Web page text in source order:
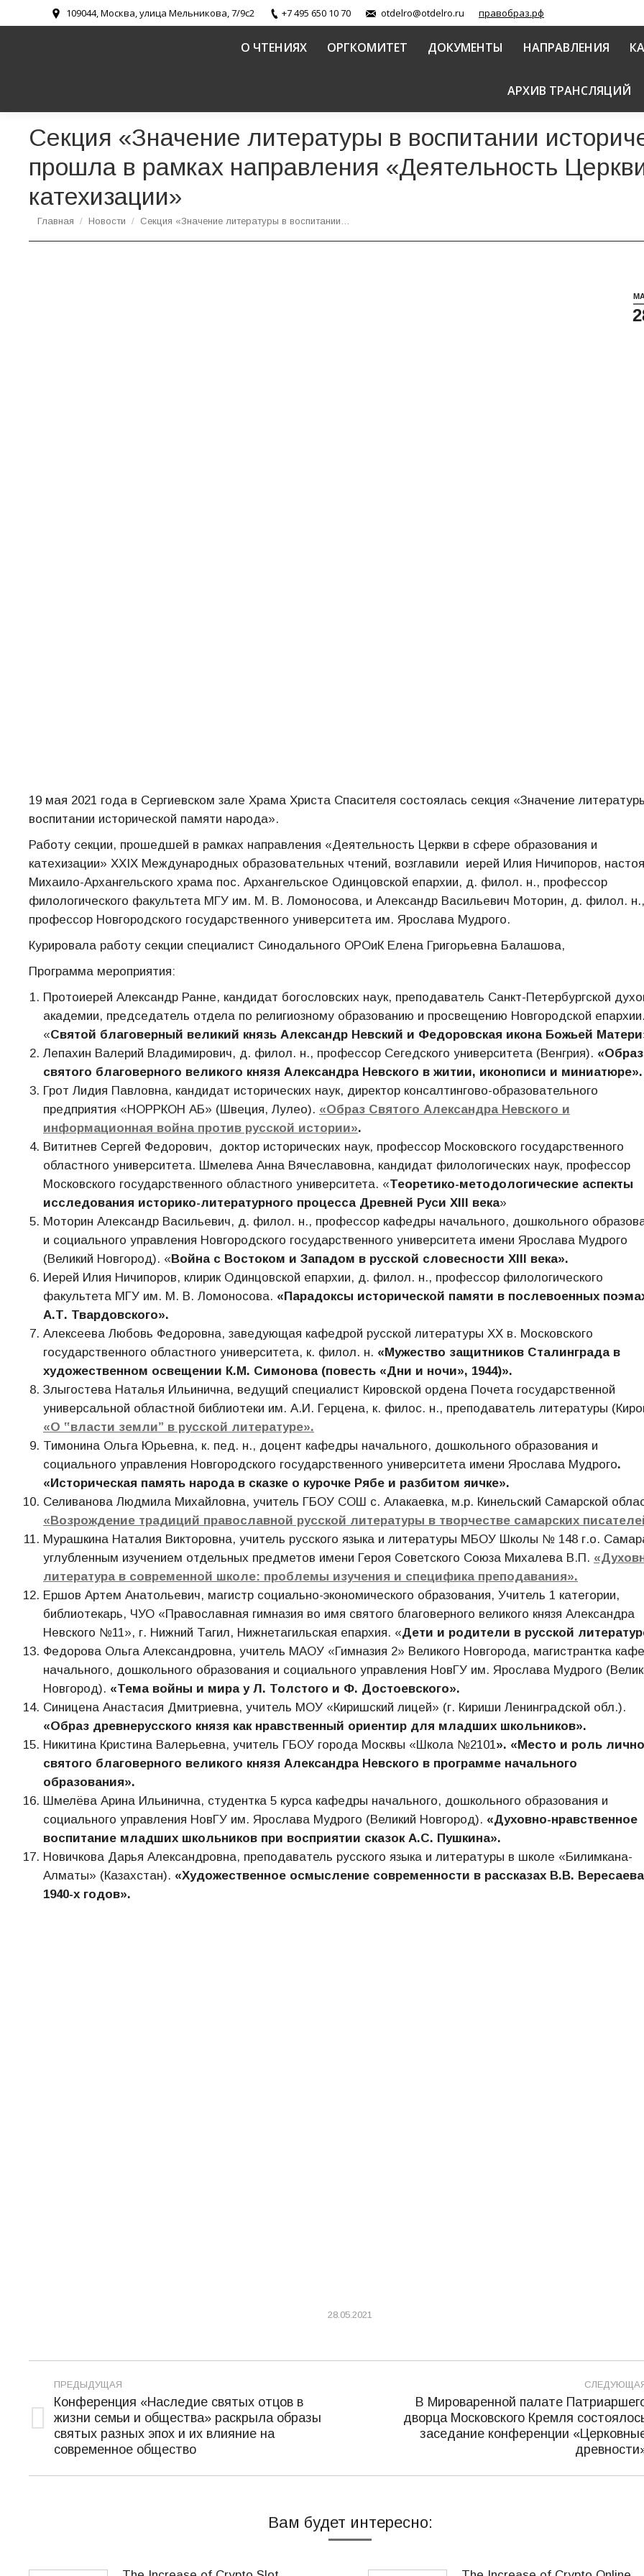
109044, Москва, улица Мельникова, 7/9с2 +7 495 650 10 70 otdelro@otdelro.ru правобраз.рф
О ЧТЕНИЯХ ОРГКОМИТЕТ ДОКУМЕНТЫ НАПРАВЛЕНИЯ
АРХИВ ТРАНСЛЯЦИЙ
Секция «Значение литературы в воспитании
прошла в рамках направления «Деятельность
катехизации»
Вы здесь:
Главная Новости Секция «Значение литературы в воспитании…
19 мая 2021 года в Сергиевском зале Храма Христа Спасителя состоялась секция «Значение
воспитании исторической памяти народа».
Работу секции, прошедшей в рамках направления «Деятельность Церкви в сфере образования и
катехизации» XXIX Международных образовательных чтений, возглавили иерей Илия Ничипоров,
Михаило-Архангельского храма пос. Архангельское Одинцовской епархии, д. филол. н., профессор
филологического факультета МГУ им. М. В. Ломоносова, и Александр Васильевич Моторин, д. филол. н.,
профессор Новгородского государственного университета им. Ярослава Мудрого.
Курировала работу секции специалист Синодального ОРОиК Елена Григорьевна Балашова,
Программа мероприятия:
Протоиерей Александр Ранне, кандидат богословских наук, преподаватель Санкт-Петербургской
академии, председатель отдела по религиозному образованию и просвещению Новгородской епархии.
«Святой благоверный великий князь Александр Невский и Федоровская икона Божьей Матери
Лепахин Валерий Владимирович, д. филол. н., профессор Сегедского университета (Венгрия). «Образ
святого благоверного великого князя Александра Невского в житии, иконописи и миниатюре».
Грот Лидия Павловна, кандидат исторических наук, директор консалтингово-образовательного
предприятия «НОРРКОН АБ» (Швеция, Лулео). «Образ Святого Александра Невского и
информационная война против русской истории».
Вититнев Сергей Федорович, доктор исторических наук, профессор Московского государственного
областного университета. Шмелева Анна Вячеславовна, кандидат филологических наук, профессор
Московского государственного областного университета. «Теоретико-методологические аспекты
исследования историко-литературного процесса Древней Руси XIII века»
Моторин Александр Васильевич, д. филол. н., профессор кафедры начального, дошкольного
и социального управления Новгородского государственного университета имени Ярослава Мудрого
(Великий Новгород). « Война с Востоком и Западом в русской словесности XIII
века».
Иерей Илия Ничипоров, клирик Одинцовской епархии, д. филол. н., профессор филологического
факультета МГУ им. М. В. Ломоносова. «Парадоксы исторической памяти в послевоенных
А.Т. Твардовского».
Алексеева Любовь Федоровна, заведующая кафедрой русской литературы ХХ в. Московского
государственного областного университета, к. филол. н. «Мужество защитников Сталинграда в
художественном освещении К.М. Симонова (повесть «Дни и ночи», 1944)».
Злыгостева Наталья Ильинична, ведущий специалист Кировской ордена Почета государственной
универсальной областной библиотеки им. А.И. Герцена, к. филос. н., преподаватель литературы
«О ‟власти земли” в русской литературе».
Тимонина Ольга Юрьевна, к. пед. н., доцент кафедры начального, дошкольного образования и
социального управления Новгородского государственного университета имени Ярослава Мудрого.
«Историческая память народа в сказке о курочке Рябе и разбитом яичке».
Селиванова Людмила Михайловна, учитель ГБОУ СОШ с. Алакаевка, м.р. Кинельский Самарской
«Возрождение традиций православной русской литературы в творчестве самарских
Мурашкина Наталия Викторовна, учитель русского языка и литературы МБОУ Школы № 148 г.о.
углубленным изучением отдельных предметов имени Героя Советского Союза Михалева В.П.
литература в современной школе: проблемы изучения и специфика преподавания».
Ершов Артем Анатольевич, магистр социально-экономического образования, Учитель 1 категории,
библиотекарь, ЧУО «Православная гимназия во имя святого благоверного великого князя Александра
Невского №11», г. Нижний Тагил, Нижнетагильская епархия. «Дети и родители в русской
Федорова Ольга Александровна, учитель МАОУ «Гимназия 2» Великого Новгорода, магистрантка
начального, дошкольного образования и социального управления НовГУ им. Ярослава Мудрого
Новгород). «Тема войны и мира у Л. Толстого и Ф. Достоевского».
Синицена Анастасия Дмитриевна, учитель МОУ «Киришский лицей» (г. Кириши Ленинградской обл.).
«Образ древнерусского князя как нравственный ориентир для младших школьников».
Никитина Кристина Валерьевна, учитель ГБОУ города Москвы «Школа №2101». «Место и роль
святого благоверного великого князя Александра Невского в программе начального
образования».
Шмелёва Арина Ильинична, студентка 5 курса кафедры начального, дошкольного образования и
социального управления НовГУ им. Ярослава Мудрого (Великий Новгород). «Духовно-нравственное
воспитание младших школьников при восприятии сказок А.С. Пушкина».
Новичкова Дарья Александровна, преподаватель русского языка и литературы в школе «Билимкана-
Алматы» (Казахстан). «Художественное осмысление современности в рассказах В.В. Вересаева
1940-х годов».
28.05.2021
Навигация
по
записям
ПРЕДЫДУЩАЯ
запись:
Конференция «Наследие святых отцов в
жизни семьи и общества» раскрыла образы
святых разных эпох и их влияние на
современное общество
Следующая
В Мироваренной палате
дворца Московского Кремля
заседание конференции
Вам будет интересно: